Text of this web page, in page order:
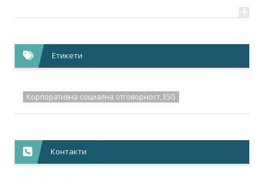
+
Етикети
Корпоративна социална отговорност, ESG
Контакти